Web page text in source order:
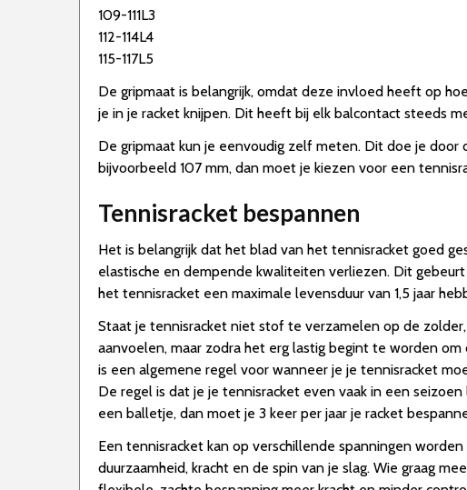
109-111L3
112-114L4
115-117L5
De gripmaat is belangrijk, omdat deze invloed heeft op
je in je racket knijpen. Dit heeft bij elk balcontact steeds
De gripmaat kun je eenvoudig zelf meten. Dit doe je
bijvoorbeeld 107 mm, dan moet je kiezen voor een
Tennisracket bespannen
Het is belangrijk dat het blad van het tennisracket goed
elastische en dempende kwaliteiten verliezen. Dit
het tennisracket een maximale levensduur van 1,5 jaar
Staat je tennisracket niet stof te verzamelen op de
aanvoelen, maar zodra het erg lastig begint te worden
is een algemene regel voor wanneer je je tennisracket
De regel is dat je je tennisracket even vaak in een
een balletje, dan moet je 3 keer per jaar je racket
Een tennisracket kan op verschillende spanningen
duurzaamheid, kracht en de spin van je slag. Wie graag